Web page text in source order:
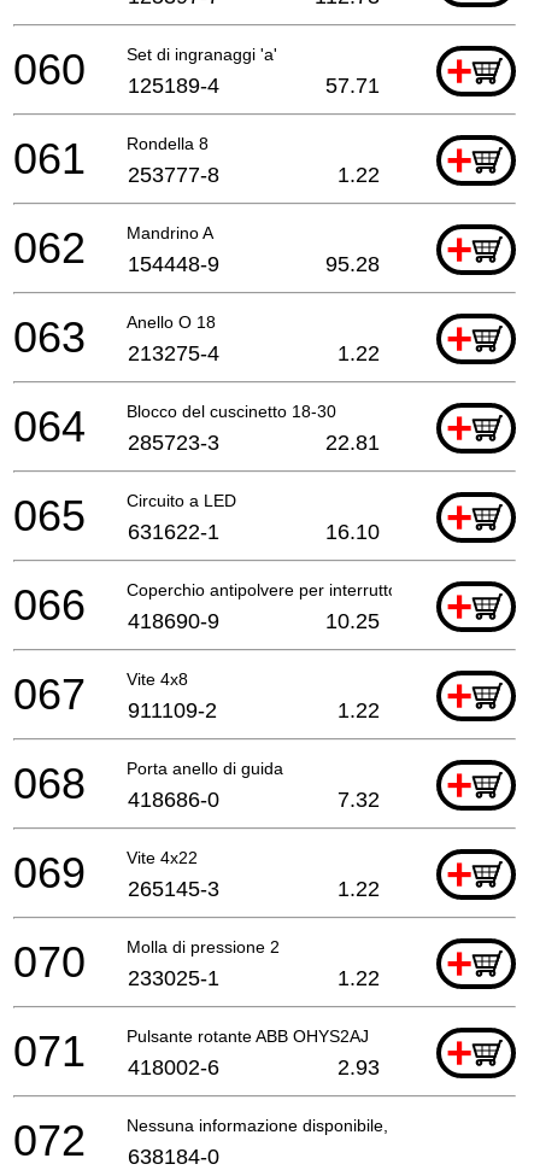
Set di ingranaggi 'a' +
060 125189-4 57.71
Rondella 8 +
061 253777-8 1.22
Mandrino A +
062 154448-9 95.28
Anello O 18 +
063 213275-4 1.22
Blocco del cuscinetto 18-30 +
064 285723-3 22.81
Circuito a LED +
065 631622-1 16.10
Coperchio antipolvere per interruttore +
066 418690-9 10.25
Vite 4x8 +
067 911109-2 1.22
Porta anello di guida +
068 418686-0 7.32
Vite 4x22 +
069 265145-3 1.22
Molla di pressione 2 +
070 233025-1 1.22
Pulsante rotante ABB OHYS2AJ +
071 418002-6 2.93
Nessuna informazione disponibile, non ordinabile
072 638184-0